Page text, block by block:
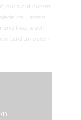
euch auf eurem
im Herzen
und freut euch
bald an euren